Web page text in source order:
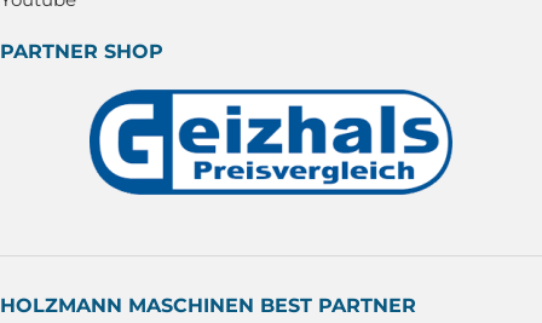
PARTNER SHOP
HOLZMANN MASCHINEN BEST PARTNER